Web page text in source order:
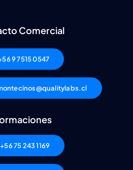
Comercial
9 7515 0547
+56 75 243 1169